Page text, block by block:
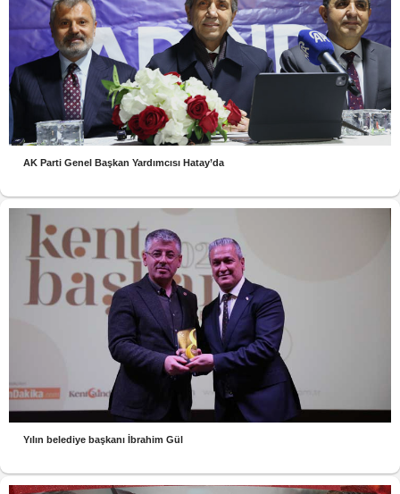
AK Parti Genel Başkan Yardımcısı Hatay’da
Yılın belediye başkanı İbrahim Gül